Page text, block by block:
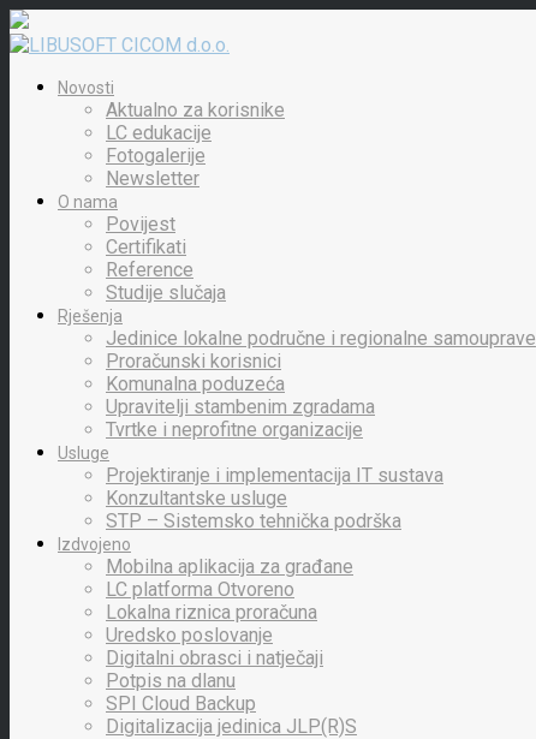
Novosti
Aktualno za korisnike
LC edukacije
Fotogalerije
Newsletter
O nama
Povijest
Certifikati
Reference
Studije slučaja
Rješenja
Jedinice lokalne područne i regionalne samouprave
Proračunski korisnici
Komunalna poduzeća
Upravitelji stambenim zgradama
Tvrtke i neprofitne organizacije
Usluge
Projektiranje i implementacija IT sustava
Konzultantske usluge
STP – Sistemsko tehnička podrška
Izdvojeno
Mobilna aplikacija za građane
LC platforma Otvoreno
Lokalna riznica proračuna
Uredsko poslovanje
Digitalni obrasci i natječaji
Potpis na dlanu
SPI Cloud Backup
Digitalizacija jedinica JLP(R)S